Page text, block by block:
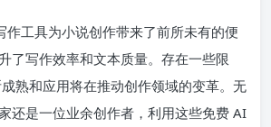
作工具为小说创作带来了前所未有的便
了写作效率和文本质量。存在一些限
熟和应用将在推动创作领域的变革。无
还是一位业余创作者，利用这些免费 AI